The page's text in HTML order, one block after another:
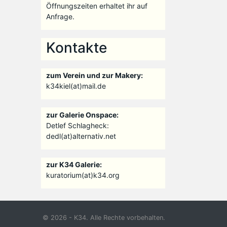
Öffnungszeiten erhaltet ihr auf
Anfrage.
Kontakte
zum Verein und zur Makery:
k34kiel(at)mail.de
zur Galerie Onspace:
Detlef Schlagheck:
dedl(at)alternativ.net
zur K34 Galerie:
kuratorium(at)k34.org
© 2026 - K34. Alle Rechte vorbehalten.